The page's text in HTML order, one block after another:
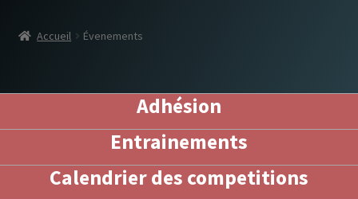
Accueil Évenements
Adhésion
Entrainements
Calendrier des competitions